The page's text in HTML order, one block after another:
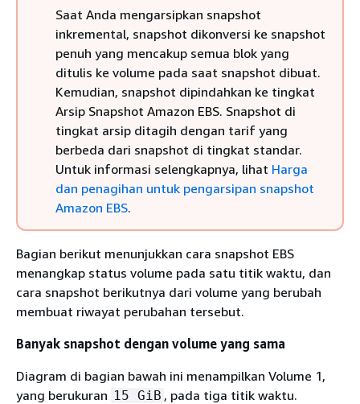
Saat Anda mengarsipkan snapshot
inkremental, snapshot dikonversi ke snapshot
penuh yang mencakup semua blok yang
ditulis ke volume pada saat snapshot dibuat.
Kemudian, snapshot dipindahkan ke tingkat
Arsip Snapshot Amazon EBS. Snapshot di
tingkat arsip ditagih dengan tarif yang
berbeda dari snapshot di tingkat standar.
Untuk informasi selengkapnya, lihat Harga
dan penagihan untuk pengarsipan snapshot
Amazon EBS.
Bagian berikut menunjukkan cara snapshot EBS
menangkap status volume pada satu titik waktu, dan
cara snapshot berikutnya dari volume yang berubah
membuat riwayat perubahan tersebut.
Banyak snapshot dengan volume yang sama
Diagram di bagian bawah ini menampilkan Volume 1,
yang berukuran 15 GiB , pada tiga titik waktu.